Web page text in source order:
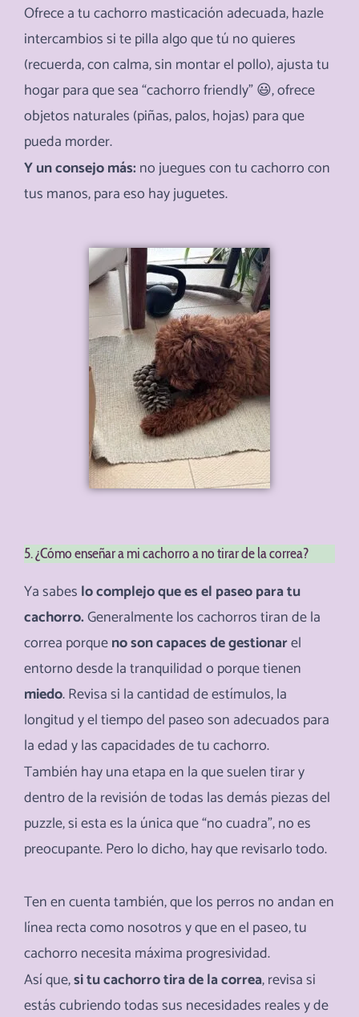
Ofrece a tu cachorro masticación adecuada, hazle
intercambios si te pilla algo que tú no quieres
(recuerda, con calma, sin montar el pollo), ajusta tu
hogar para que sea “cachorro friendly” 😃, ofrece
objetos naturales (piñas, palos, hojas) para que
pueda morder.
Y un consejo más: no juegues con tu cachorro con
tus manos, para eso hay juguetes.
5. ¿Cómo enseñar a mi cachorro a no tirar de la correa?
Ya sabes lo complejo que es el paseo para tu
cachorro.Generalmente los cachorros tiran de la
correa porqueno son capaces de gestionarel
entorno desde la tranquilidad o porque tienen
miedo. Revisa si la cantidad de estímulos, la
longitud y el tiempo del paseo son adecuados para
la edad y las capacidades de tu cachorro.
También hay una etapa en la que suelen tirar y
dentro de la revisión de todas las demás piezas del
puzzle, si esta es la única que “no cuadra”, no es
preocupante. Pero lo dicho, hay que revisarlo todo.
Ten en cuentatambién, que los perros no andan en
línea recta como nosotros y que en el paseo, tu
cachorro necesita máxima progresividad.
Así que,si tu cachorro tira de la correa, revisa si
estás cubriendo todas sus necesidades reales y de